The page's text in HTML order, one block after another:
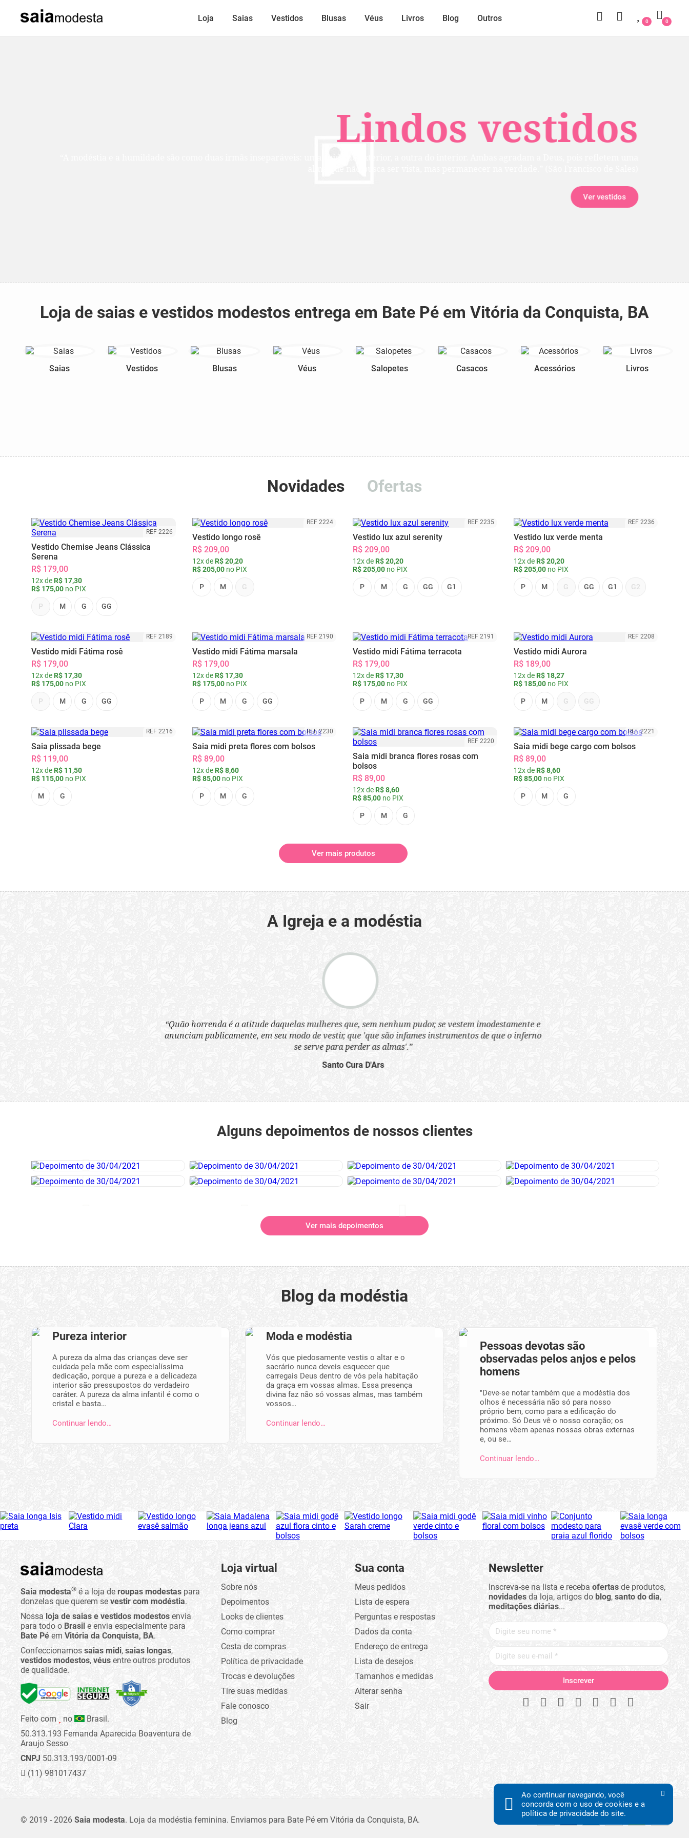
Lindos vestidos
Ver vestidos
Loja Saias Vestidos Blusas Véus Livros Blog Outros 0
0
Loja de saias e vestidos modestos entrega em Bate Pé em Vitória da Conquista, BA
Saias Vestidos Blusas Véus Salopetes Casacos Acessórios Livros
Novidades Ofertas
REF 2226
Vestido Chemise Jeans Clássica
Serena
R$ 179,00
12x de R$ 17,30
R$ 175,00 no PIX
P M G GG
REF 2224
Vestido longo rosê
R$ 209,00
12x de R$ 20,20
R$ 205,00no PIX
P M G
REF 2235
Vestido lux azul serenity
R$ 209,00
12x de R$ 20,20
R$ 205,00 no PIX
P M G GG G1
REF 2236
Vestido lux verde menta
R$ 209,00
12x de R$ 20,20
R$ 205,00no PIX
P M G GG G1 G2
REF 2189
Vestido midi Fátima rosê
R$ 179,00
12x de R$ 17,30
R$ 175,00 no PIX
P M G GG
REF 2190
Vestido midi Fátima marsala
R$ 179,00
12x de R$ 17,30
R$ 175,00no PIX
P M G GG
REF 2191
Vestido midi Fátima terracota
R$ 179,00
12x de R$ 17,30
R$ 175,00 no PIX
P M G GG
REF 2208
Vestido midi Aurora
R$ 189,00
12x de R$ 18,27
R$ 185,00no PIX
P M G GG
REF 2216
Saia plissada bege
R$ 119,00
12x de R$ 11,50
R$ 115,00 no PIX
M G
REF 2230
Saia midi preta flores com bolsos
R$ 89,00
12x de R$ 8,60
R$ 85,00no PIX
P M G
REF 2220
Saia midi branca flores rosas com
bolsos
R$ 89,00
12x de R$ 8,60
R$ 85,00 no PIX
P M G
REF 2221
Saia midi bege cargo com bolsos
R$ 89,00
12x de R$ 8,60
R$ 85,00no PIX
P M G
Ver mais produtos
A Igreja e a modéstia
“Quão horrenda é a atitude daquelas mulheres que, sem nenhum pudor, se vestem imodestamente e
anunciam publicamente, em seu modo de vestir, que 'que são infames instrumentos de que o inferno
se serve para perder as almas'.”
Santo Cura D'Ars
Alguns depoimentos de nossos clientes
Ver mais depoimentos
Blog da modéstia
Pureza interior
A pureza da alma das crianças deve ser
cuidada pela mãe com especialíssima
dedicação, porque a pureza e a delicadeza
interior são pressupostos do verdadeiro
caráter. A pureza da alma infantil é como o
cristal e basta…
Continuar lendo…
Moda e modéstia
Vós que piedosamente vestis o altar e o
sacrário nunca deveis esquecer que
carregais Deus dentro de vós pela habitação
da graça em vossas almas. Essa presença
divina faz não só vossas almas, mas também
vossos…
Continuar lendo…
Pessoas devotas são
observadas pelos anjos e pelos
homens
"Deve-se notar também que a modéstia dos
olhos é necessária não só para nosso
próprio bem, como para a edificação do
próximo. Só Deus vê o nosso coração; os
homens vêem apenas nossas obras externas
e, ou se…
Continuar lendo…
Saia modesta® é a loja de roupas modestas para
donzelas que querem se vestir com modéstia.
Nossa loja de saias e vestidos modestos envia
para todo o Brasil e envia especialmente para
Bate Pé em Vitória da Conquista, BA.
Confeccionamos saias midi, saias longas,
vestidos modestos, véus entre outros produtos
de qualidade.
Feito com no
Brasil.
50.313.193 Fernanda Aparecida Boaventura de
Araujo Sesso
CNPJ 50.313.193/0001-09
(11) 981017437
Loja virtual
Sobre nós
Depoimentos
Looks de clientes
Como comprar
Cesta de compras
Política de privacidade
Trocas e devoluções
Tire suas medidas
Fale conosco
Blog
Sua conta
Meus pedidos
Lista de espera
Perguntas e respostas
Dados da conta
Endereço de entrega
Lista de desejos
Tamanhos e medidas
Alterar senha
Sair
Newsletter
Inscreva-se na lista e receba ofertasde produtos,
novidadesda loja, artigos do blog, santo do dia,
meditações diárias...
© 2019 - 2026 Saia modesta. Loja da modéstia feminina. Enviamos para Bate Pé em Vitória da Conquista, BA.
Ao continuar navegando, você
concorda com o uso de cookies e a
política de privacidade do site.